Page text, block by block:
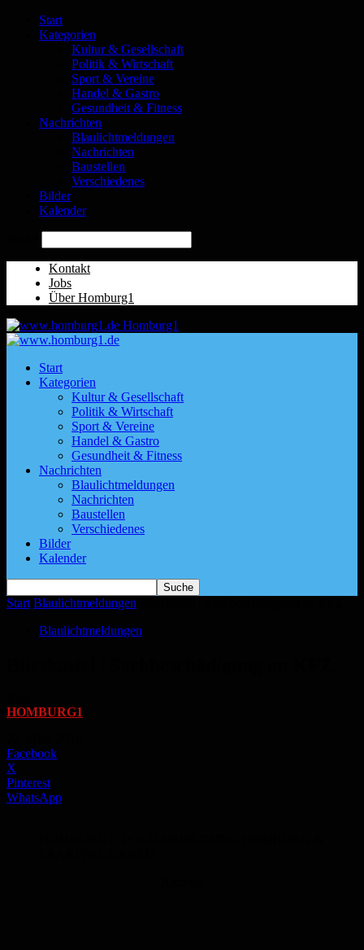
Start
Kategorien
Kultur & Gesellschaft
Politik & Wirtschaft
Sport & Vereine
Handel & Gastro
Gesundheit & Fitness
Nachrichten
Blaulichtmeldungen
Nachrichten
Baustellen
Verschiedenes
Bilder
Kalender
Kontakt
Jobs
Über Homburg1
Homburg1
Start
Kategorien
Kultur & Gesellschaft
Politik & Wirtschaft
Sport & Vereine
Handel & Gastro
Gesundheit & Fitness
Nachrichten
Blaulichtmeldungen
Nachrichten
Baustellen
Verschiedenes
Bilder
Kalender
Start Blaulichtmeldungen
Blaulichtmeldungen
HOMBURG1
Facebook
X
Pinterest
WhatsApp